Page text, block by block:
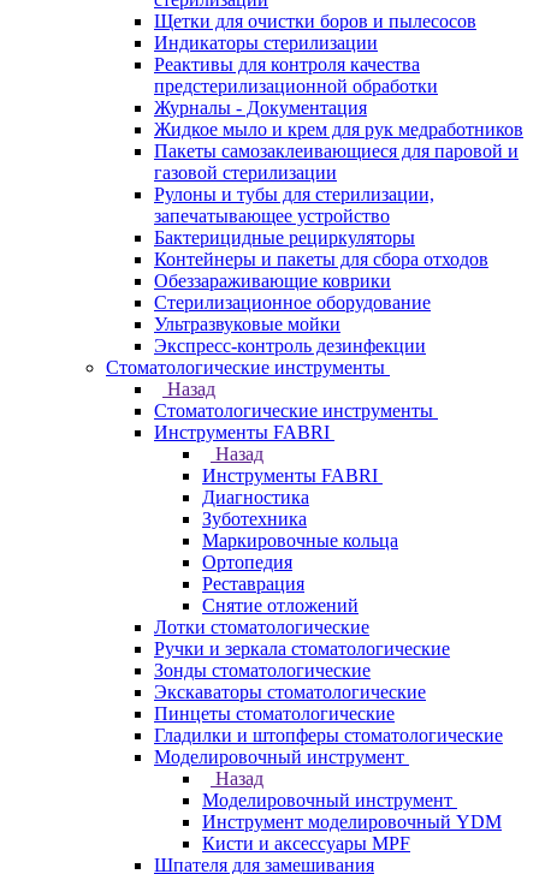
Щетки для очистки боров и пылесосов
Индикаторы стерилизации
Реактивы для контроля качества
предстерилизационной обработки
Журналы - Документация
Жидкое мыло и крем для рук медработников
Пакеты самозаклеивающиеся для паровой и
газовой стерилизации
Рулоны и тубы для стерилизации,
запечатывающее устройство
Бактерицидные рециркуляторы
Контейнеры и пакеты для сбора отходов
Обеззараживающие коврики
Стерилизационное оборудование
Ультразвуковые мойки
Экспресс-контроль дезинфекции
Стоматологические инструменты
Назад
Стоматологические инструменты
Инструменты FABRI
Назад
Инструменты FABRI
Диагностика
Зуботехника
Маркировочные кольца
Ортопедия
Реставрация
Снятие отложений
Лотки стоматологические
Ручки и зеркала стоматологические
Зонды стоматологические
Экскаваторы стоматологические
Пинцеты стоматологические
Гладилки и штопферы стоматологические
Моделировочный инструмент
Назад
Моделировочный инструмент
Инструмент моделировочный YDM
Кисти и аксессуары MPF
Шпателя для замешивания